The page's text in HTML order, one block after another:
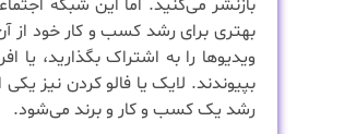
بازنشر می‌کنید. اما این شبکه
بهتری برای رشد کسب و کار خود از آن
ویدیوها را به اشتراک بگذارید، یا
بپیوندند. لایک یا فالو کردن نیز
رشد یک کسب و کار و برند می‌شود.